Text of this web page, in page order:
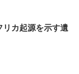
カ起源を示す遺